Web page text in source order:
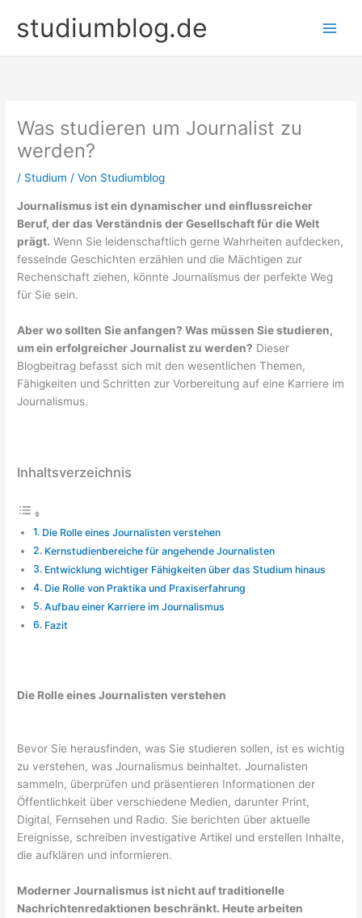
Inhaltstudiumblog.de
Was studieren um Journalist zu
werden?
/ Studium / Von Studiumblog
Journalismus ist ein dynamischer und einflussreicher
Beruf, der das Verständnis der Gesellschaft für die Welt
prägt. Wenn Sie leidenschaftlich gerne Wahrheiten aufdecken,
fesselnde Geschichten erzählen und die Mächtigen zur
Rechenschaft ziehen, könnte Journalismus der perfekte Weg
für Sie sein.
Aber wo sollten Sie anfangen? Was müssen Sie studieren,
um ein erfolgreicher Journalist zu werden? Dieser
Blogbeitrag befasst sich mit den wesentlichen Themen,
Fähigkeiten und Schritten zur Vorbereitung auf eine Karriere im
Journalismus.
Inhaltsverzeichnis
Die Rolle eines Journalisten verstehen
Kernstudienbereiche für angehende Journalisten
Entwicklung wichtiger Fähigkeiten über das Studium hinaus
Die Rolle von Praktika und Praxiserfahrung
Aufbau einer Karriere im Journalismus
Fazit
Die Rolle eines Journalisten verstehen
Bevor Sie herausfinden, was Sie studieren sollen, ist es wichtig
zu verstehen, was Journalismus beinhaltet. Journalisten
sammeln, überprüfen und präsentieren Informationen der
Öffentlichkeit über verschiedene Medien, darunter Print,
Digital, Fernsehen und Radio. Sie berichten über aktuelle
Ereignisse, schreiben investigative Artikel und erstellen Inhalte,
die aufklären und informieren.
Moderner Journalismus ist nicht auf traditionelle
Nachrichtenredaktionen beschränkt. Heute arbeiten